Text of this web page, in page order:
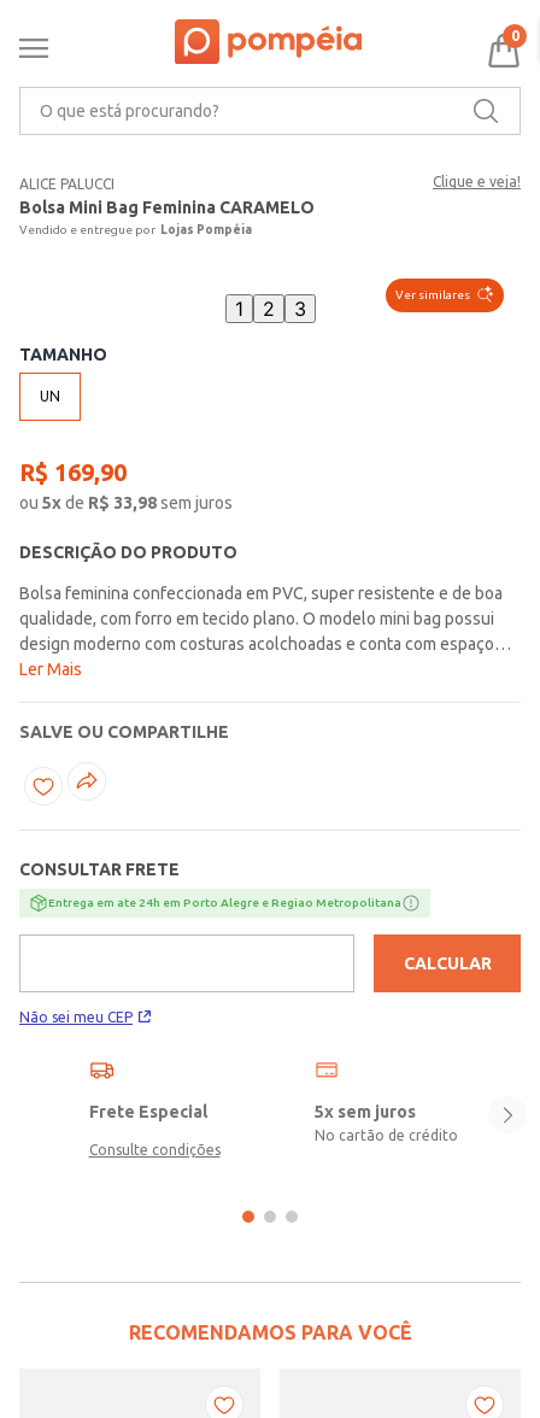
0
ALICE PALUCCI Clique e veja!
Bolsa Mini Bag Feminina CARAMELO
Lojas Pompéia
Ver similares
1 2 3
TAMANHO
UN
R$ 169,90
ou 5xde R$ 33,98sem juros
DESCRIÇÃO DO PRODUTO
Bolsa feminina confeccionada em PVC, super resistente e de boa
qualidade, com forro em tecido plano. O modelo mini bag possui
design moderno com costuras acolchoadas e conta com espaço
compacto para você guardar seus principais pertences. Apresenta
segurança ao acessório. Conta com bolso interno com fechamento
por zíper, ideal para guardar pequenos objetos. Compacta, leve e
cheia de charme, ela complementa qualquer look com um toque
PVC\nComposição Forro: 100% poliéster
Ler Mais
SALVE OU COMPARTILHE
CONSULTAR FRETE
Entrega em ate 24h em Porto Alegre e Regiao Metropolitana
Não sei meu CEP
CALCULAR
Frete Especial
Consulte condições
5x sem juros
No cartão de crédito
RECOMENDAMOS PARA VOCÊ